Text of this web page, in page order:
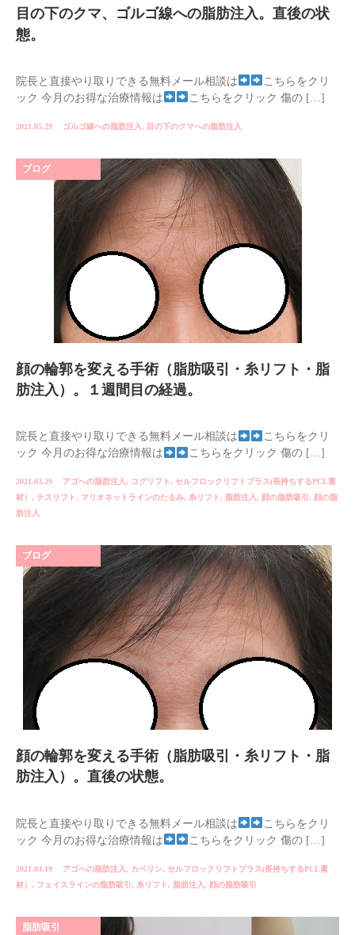
目の下のクマ、ゴルゴ線への脂肪注入。直後の状
態。
院長と直接やり取りできる無料メール相談は
こちらをクリ
ック 今月のお得な治療情報は
こちらをクリック 傷の […]
2021.05.29 ゴルゴ線への脂肪注入, 目の下のクマへの脂肪注入
ブログ
顔の輪郭を変える手術（脂肪吸引・糸リフト・脂
肪注入）。１週間目の経過。
院長と直接やり取りできる無料メール相談は
こちらをクリ
ック 今月のお得な治療情報は
こちらをクリック 傷の […]
2021.03.29 アゴへの脂肪注入, コグリフト, セルフロックリフトプラス(長持ちするPCL素
材） , テスリフト, マリオネットラインのたるみ, 糸リフト, 脂肪注入, 顔の脂肪吸引 , 顔の脂
肪注入
ブログ
顔の輪郭を変える手術（脂肪吸引・糸リフト・脂
肪注入）。直後の状態。
院長と直接やり取りできる無料メール相談は
こちらをクリ
ック 今月のお得な治療情報は
こちらをクリック 傷の […]
2021.03.19 アゴへの脂肪注入, カベリン, セルフロックリフトプラス(長持ちするPCL素
材） , フェイスラインの脂肪吸引 , 糸リフト, 脂肪注入, 顔の脂肪吸引
脂肪吸引